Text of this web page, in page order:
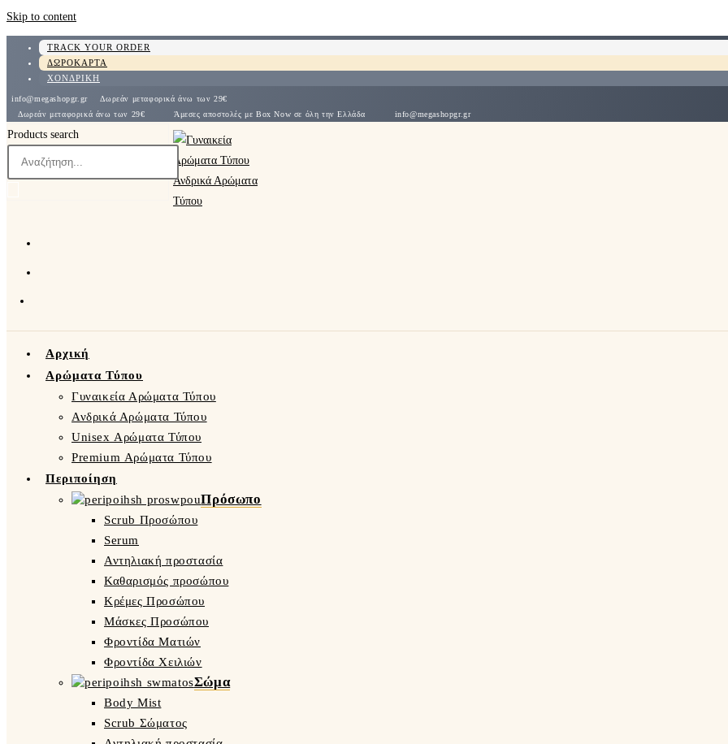
Skip to content
TRACK YOUR ORDER
ΔΩΡΟΚΑΡΤΑ
ΧΟΝΔΡΙΚΗ
info@megashopgr.gr
Δωρεάν μεταφορικά άνω των 29€
Δωρεάν μεταφορικά άνω των 29€
Άμεσες αποστολές με Box Now σε όλη την Ελλάδα info@megashopgr.gr
Products search
Αρχική
Αρώματα Τύπου
Γυναικεία Αρώματα Τύπου
Ανδρικά Αρώματα Τύπου
Unisex Αρώματα Τύπου
Premium Αρώματα Τύπου
Περιποίηση
Πρόσωπο
Scrub Προσώπου
Serum
Αντηλιακή προστασία
Καθαρισμός προσώπου
Κρέμες Προσώπου
Μάσκες Προσώπου
Φροντίδα Ματιών
Φροντίδα Χειλιών
Σώμα
Body Mist
Scrub Σώματος